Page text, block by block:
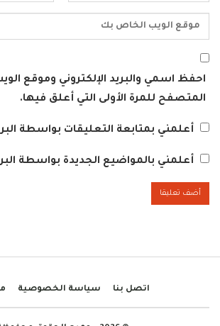
احفظ اسمي والبريد الإلكتروني وموقع
المتصفح للمرة الأولى التي أعلق فيها.
أعلمني بمتابعة التعليقات بواسطة
أعلمني بالمواضيع الجديدة بواسطة
اتصل بنا سياسة الخصوصية